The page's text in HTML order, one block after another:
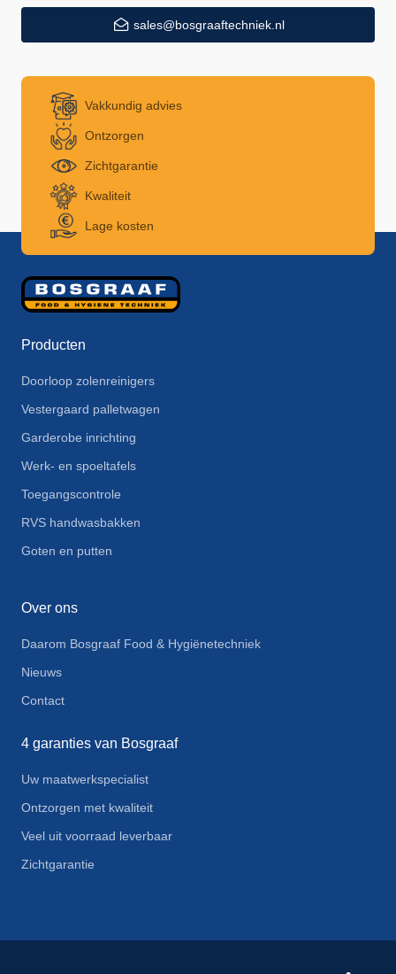
sales@bosgraaftechniek.nl
Vakkundig advies
Ontzorgen
Zichtgarantie
Kwaliteit
Lage kosten
Producten
Doorloop zolenreinigers
Vestergaard palletwagen
Garderobe inrichting
Werk- en spoeltafels
Toegangscontrole
RVS handwasbakken
Goten en putten
Over ons
Daarom Bosgraaf Food & Hygiënetechniek
Nieuws
Contact
4 garanties van Bosgraaf
Uw maatwerkspecialist
Ontzorgen met kwaliteit
Veel uit voorraad leverbaar
Zichtgarantie